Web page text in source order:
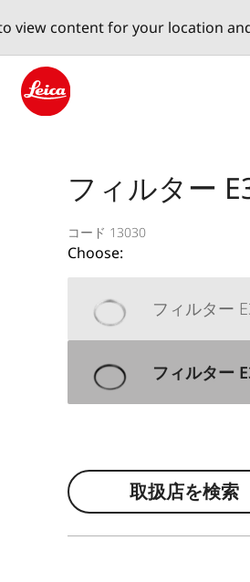
view content for your location
フィルター
コード 13030
Choose:
フィルター
フィルター
取扱店を検索